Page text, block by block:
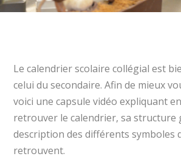
Le calendrier scolaire collégial est
celui du secondaire. Afin de mieux
voici une capsule vidéo expliquant
retrouver le calendrier, sa structure
description des différents symboles
retrouvent.